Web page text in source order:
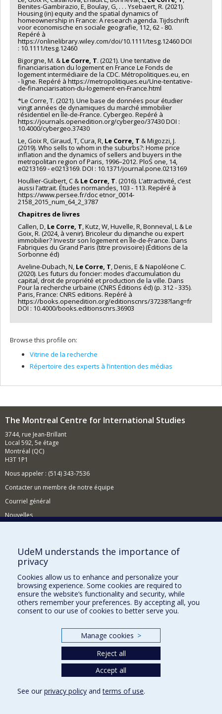
Benites-Gambirazio, E, Boulay, G, . . . Ysebaert, R. (2021).
Housing (in) equity and the spatial dynamics of
homeownership in France: A research agenda. Tijdschrift
voor economische en sociale geografie, 112, 62 - 80.
Repéré à
https://onlinelibrary.wiley.com/doi/10.1111/tesg.12460 DOI
: 10.1111/tesg.12460
Bigorgne, M. & Le Corre, T. (2021). Une tentative de
financiarisation du logement en France Le Fonds de
logement intermédiaire de la CDC. Métropolitiques.eu, en
- ligne. Repéré à https://metropolitiques.eu/Une-tentative-
de-financiarisation-du-logement-en-France.html
*Le Corre, T. (2021). Une base de données pour étudier
vingt années de dynamiques du marché immobilier
résidentiel en Île-de-France. Cybergeo. Repéré à
https://journals.openedition.org/cybergeo/37430 DOI :
10.4000/cybergeo.37430
Le, Goix R, Giraud, T, Cura, R, Le Corre, T & Migozzi, J.
(2019). Who sells to whom in the suburbs?: Home price
inflation and the dynamics of sellers and buyers in the
metropolitan region of Paris, 1996–2012. PloS one, 14,
e0213169 - e0213169. DOI : 10.1371/journal.pone.0213169
Houllier-Guibert, C & Le Corre, T. (2016). L’attractivité, c’est
aussi l’attrait. Études normandes, 103 - 113. Repéré à
https://www.persee.fr/doc etnor_0014-
2158_2015_num_64_2_3787
Chapitres de livres
Callen, D, Le Corre, T, Kutz, W, Huvelle, R, Bonneval, L & Le
Goix, R. (2024, à venir). Bricoleur du dimanche ou expert
immobilier? Investir son logement en Île-de-France. Dans
Fabriques du Grand Paris (titre provisoire) (Éditions de la
Sorbonne éd)
Aveline-Dubach, N, Le Corre, T, Denis, E & Napoléone C.
(2020). Les futurs du foncier: modes d’accumulation du
capital, droit de propriété et production de la ville. Dans
Pour la recherche urbaine (CNRS Éditions éd) (p. 312 - 335).
Paris, France: CNRS editions. Repéré à
https://books.openedition.org/editionscnrs/37238?lang=fr
DOI : 10.4000/books.editionscnrs.36903
Browse this profile on:
Vitrine de la recherche
Répertoire des experts à l’intention des médias
The Montreal Centre for International Studies
3744, rue Jean-Brillant
Local 592, 5e étage
Montréal (QC)
H3T 1P1
Nous appeler : (514) 343-7536
Contacter un membre de notre équipe
Courriel général
Nouvelles
Comment soutenir le CÉRIUM?
BESOIN D'AIDE?
Plan du site
Signaler une erreur
Accessibilité
Nos départements et écoles
UdeM understands the importance of
privacy
Cookies allow us to enhance and personalize your
browsing experience. Some cookies are required to
ensure the website’s functionality and security, while
others remember your preferences. By accepting all, you
consent to our use of cookies to better serve you.
Manage cookies >
Reject all
Accept all
See our privacy policy andterms of use.